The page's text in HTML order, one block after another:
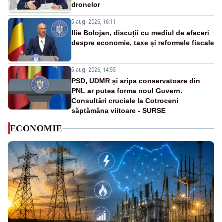
dronelor
5 aug. 2026, 16:11
Ilie Bolojan, discuții cu mediul de afaceri
despre economie, taxe și reformele fiscale
5 aug. 2026, 14:55
PSD, UDMR și aripa conservatoare din
PNL ar putea forma noul Guvern.
Consultări cruciale la Cotroceni
săptămâna viitoare - SURSE
ECONOMIE